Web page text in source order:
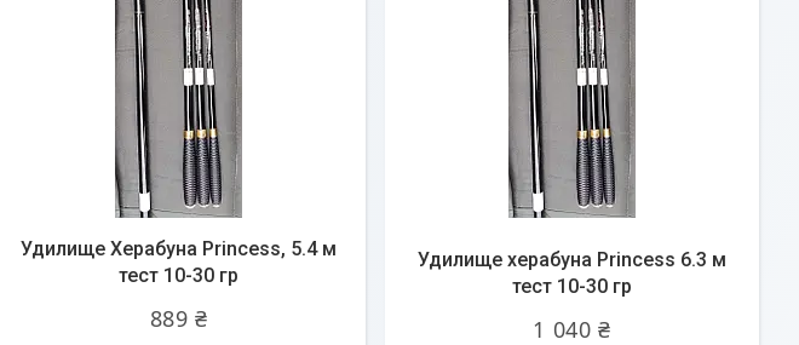
Удилище Херабуна Princess, 5.4 м
тест 10-30 гр
889 ₴
Удилище херабуна Princess 6.3 м
тест 10-30 гр
1 040 ₴